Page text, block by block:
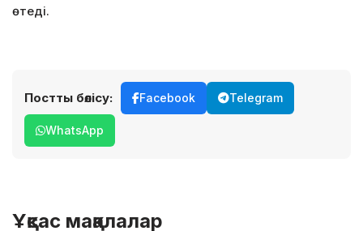
өтеді.
Постты бөлісу: Facebook Telegram
WhatsApp
Ұқсас мақалалар